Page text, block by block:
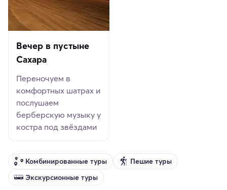
Вечер в пустыне
Сахара
Переночуем в
комфортных шатрах и
послушаем
берберскую музыку у
костра под звёздами
Комбинированные туры
Пешие туры
Экскурсионные туры